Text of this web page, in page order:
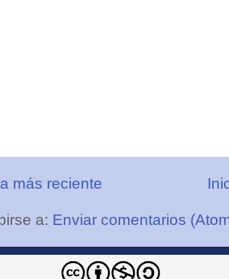
más reciente
a: Enviar comentarios